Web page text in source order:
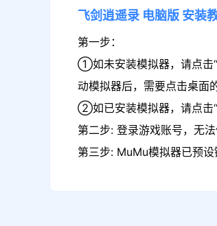
飞剑逍遥录 电脑版 安装
第一步：
①如未安装模拟器，请点击
动模拟器后，需要点击桌面
②如已安装模拟器，请点击
第二步: 登录游戏账号，无
第三步: MuMu模拟器已预